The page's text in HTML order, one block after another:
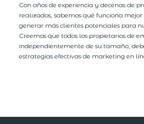
Con años de experiencia y decenas de
realizados, sabemos qué funciona
generar más clientes potenciales para
Creemos que todos los propietarios de
independientemente de su tamaño,
estrategias efectivas de marketing en